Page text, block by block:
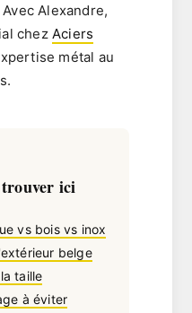
Avec Alexandre,
chez Aciers
métal au
trouver ici
vs bois vs inox
belge
taille
à éviter